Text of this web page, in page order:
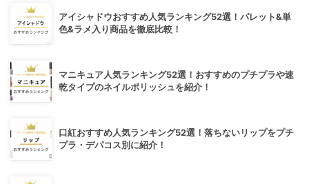
アイシャドウおすすめ人気ランキング52選！パレット&単
色&ラメ入り商品を徹底比較！
マニキュア人気ランキング52選！おすすめのプチプラや速
乾タイプのネイルポリッシュを紹介！
口紅おすすめ人気ランキング52選！落ちないリップをプチ
プラ・デパコス別に紹介！